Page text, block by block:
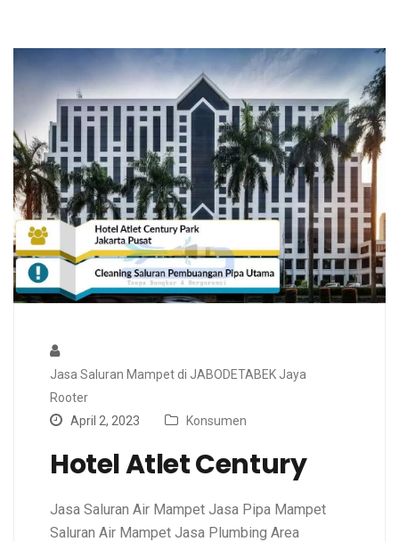
Jasa Saluran Mampet di JABODETABEK Jaya
Rooter
April 2, 2023
Konsumen
Hotel Atlet Century
Jasa Saluran Air Mampet Jasa Pipa Mampet
Saluran Air Mampet Jasa Plumbing Area